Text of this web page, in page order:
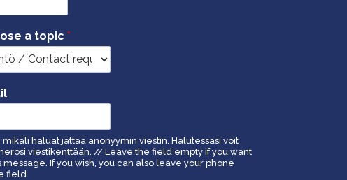
a topic *
haluat jättää anonyymin viestin. Halutessasi voit
viestikenttään. // Leave the field empty if you want
If you wish, you can also leave your phone
field